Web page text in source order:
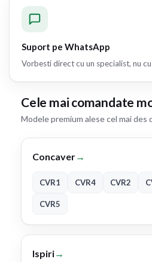
Suport pe WhatsApp
Vorbesti direct cu un specialist, nu
Cele mai comandate
Modele premium alese cel mai des
Concaver→
CVR1 CVR4 CVR2
CVR5
Ispiri→